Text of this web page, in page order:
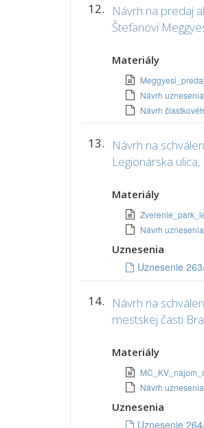
12.
Návrh na predaj
Štefanovi
Materiály
Návrh uznesenia
Návrh
13.
Návrh na
Legionárska
Materiály
Návrh
Uznesenia
Uznesenie
14.
Návrh na
mestskej časti
Materiály
Návrh
Uznesenia
Uznesenie